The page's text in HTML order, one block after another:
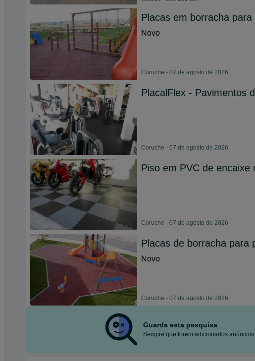
Placas em borracha
Novo
Coruche - 07 de agosto de 2026
PlacalFlex - Pavimentos
Coruche - 07 de agosto de 2026
Piso em PVC de
Coruche - 07 de agosto de 2026
Placas de borracha para
Novo
Coruche - 07 de agosto de 2026
Guarda esta pesquisa
Sempre que forem adicionados